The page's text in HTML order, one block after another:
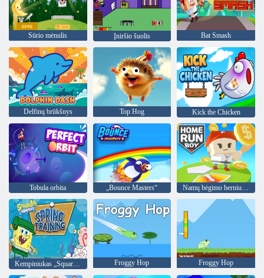
Sūrio mėnulis Įniršio šuolis Bat Smash
Delfinų brūkšnys Top Hog Kick the Chicken
Tobula orbita „Bounce Masters“
Froggy Hop Froggy Hop